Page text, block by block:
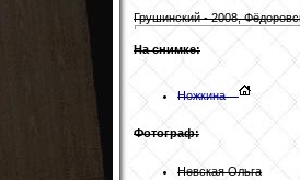
Грушинский - 2008,
На снимке:
Ножкина
Фотограф:
Невская Ольга